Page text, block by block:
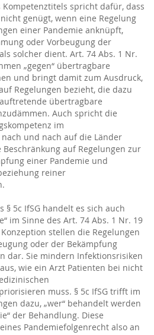
spricht dafür, dass
genügt, wenn eine Regelung
einer Pandemie anknüpft,
oder Vorbeugung der
solcher dient. Art. 74 Abs. 1 Nr.
„gegen“ übertragbare
und bringt damit zum Ausdruck,
Regelungen bezieht, die dazu
übertragbare
Auch spricht die
im
und nach auf die Länder
auf Regelungen zur
einer Pandemie und
reiner
§ 5c IfSG handelt es sich auch
im Sinne des Art. 74 Abs. 1 Nr. 19
stellen die Regelungen
oder der Bekämpfung
dar. Sie mindern Infektionsrisiken
wie ein Arzt Patienten bei nicht
muss. § 5c IfSG trifft im
dazu, „wer“ behandelt werden
der Behandlung. Diese
Pandemiefolgenrecht also an